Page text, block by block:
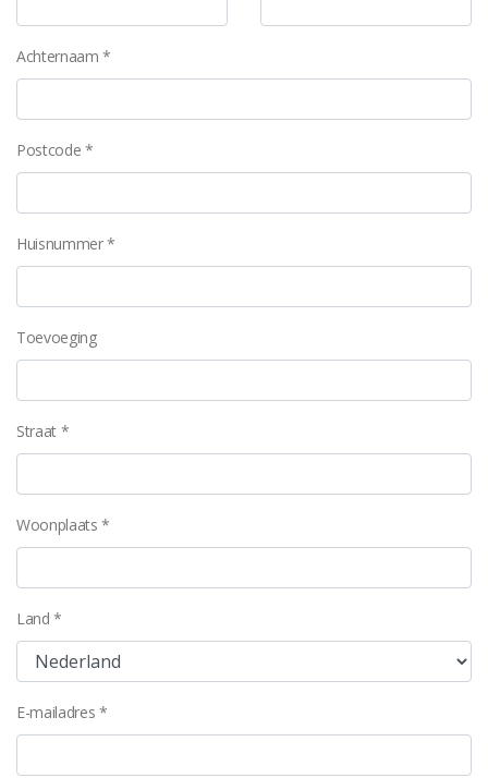
Achternaam *
Postcode *
Huisnummer *
Toevoeging
Straat *
Woonplaats *
Land *
E-mailadres *